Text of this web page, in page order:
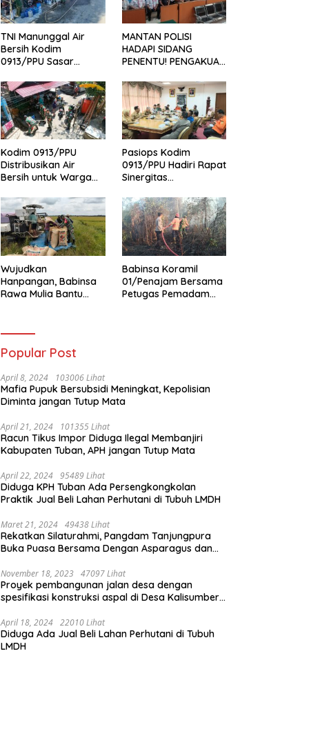
TNI Manunggal Air
Bersih Kodim
0913/PPU Sasar
MANTAN POLISI
HADAPI SIDANG
PENENTU! PENGAKUAN
PENUNDAAN
TUNTUTAN JADI
PERHATIAN NASIONAL
Kodim 0913/PPU
Distribusikan Air
Bersih untuk Warga
di Penajam
Pasiops Kodim
0913/PPU Hadiri Rapat
Sinergitas
Bencana Tentang
Wujudkan
Hanpangan, Babinsa
Rawa Mulia Bantu
Babinsa Koramil
01/Penajam Bersama
Petugas Pemadam
Popular Post
April 8, 2024 103006 Lihat
Mafia Pupuk Bersubsidi Meningkat, Kepolisian
Diminta jangan Tutup Mata
April 21, 2024 101355 Lihat
Racun Tikus Impor Diduga Ilegal Membanjiri
Kabupaten Tuban, APH jangan Tutup Mata
April 22, 2024 95489 Lihat
Diduga KPH Tuban Ada Persengkongkolan
Praktik Jual Beli Lahan Perhutani di Tubuh LMDH
Maret 21, 2024 49438 Lihat
Rekatkan Silaturahmi, Pangdam Tanjungpura
Buka Puasa Bersama Dengan Asparagus dan
November 18, 2023 47097 Lihat
Proyek pembangunan jalan desa dengan
spesifikasi konstruksi aspal di Desa Kalisumber,
Bojonegoro.Progres pekerjaanya sudah selesai
di tahun 2023
April 18, 2024 22010 Lihat
Diduga Ada Jual Beli Lahan Perhutani di Tubuh
LMDH